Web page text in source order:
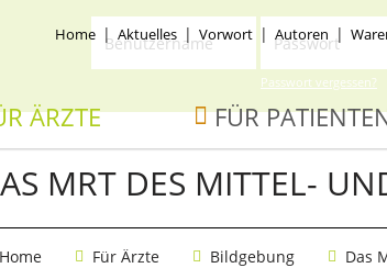
Home Aktuelles Vorwort Autoren
ÄRZTE FÜR
Benutzername Passwort
Passwort vergessen?
MRT DES MITTEL-
Home Für Ärzte Bildgebung Das